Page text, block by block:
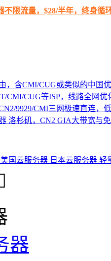
限流量，$28/半年，终身循
，含CMI/CUG或类似的中国
CMI/CUG等ISP，线路全网优
9929/CMI三网极速直连，
洛杉矶，CN2 GIA大带宽与
美国云服务器 日本云服务器 轻
器